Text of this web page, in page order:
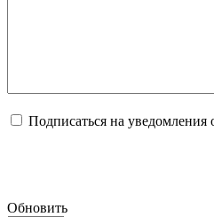
Подписаться на
Обновить